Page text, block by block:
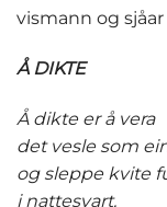
vismann og
Å DIKTE
Å dikte er å vera
det vesle som
og sleppe kvite
i nattesvart.